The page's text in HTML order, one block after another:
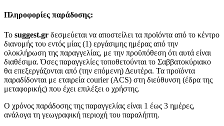
Πληροφορίες παράδοσης:
To suggest.gr δεσμεύεται να αποστείλει τα προϊόντα από το κέντρο
διανομής του εντός μίας (1) εργάσιμης ημέρας από την
ολοκλήρωση της παραγγελίας, με την προϋπόθεση ότι αυτά είναι
διαθέσιμα. Όσες παραγγελίες τοποθετούνται το Σαββατοκύριακο
θα επεξεργάζονται από (την επόμενη) Δευτέρα. Τα προϊόντα
παραδίδονται με εταιρεία courier (ACS) στη διεύθυνση (έδρα της
μεταφορικής) που έχει επιλέξει ο χρήστης.
Ο χρόνος παράδοσης της παραγγελίας είναι 1 έως 3 ημέρες,
ανάλογα τη γεωγραφική περιοχή του παραλήπτη.